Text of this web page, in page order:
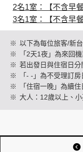
2名1室：【不含早
3名1室：【不含早
※ 以下為每位旅客/新
※
「2天1夜」為來回
※ 若出發日與住宿日
※
「- -」為不受理訂
※
「住宿一晚」為續
※ 大人：12歲以上、